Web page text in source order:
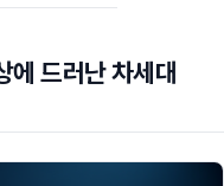
드러난 차세대